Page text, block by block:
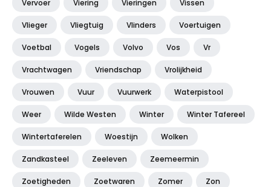
Vervoer Viering Vieringen Vissen
Vlieger Vliegtuig Vlinders Voertuigen
Voetbal Vogels Volvo Vos Vr
Vrachtwagen Vriendschap Vrolijkheid
Vrouwen Vuur Vuurwerk Waterpistool
Weer Wilde Westen Winter Winter Tafereel
Wintertaferelen Woestijn Wolken
Zandkasteel Zeeleven Zeemeermin
Zoetigheden Zoetwaren Zomer Zon